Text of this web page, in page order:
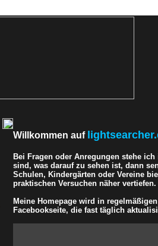
Willkommen auf
Bei Fragen oder Anregungen stehe
sind, was darauf zu sehen ist, dann
Schulen, Kindergärten oder Vereine
praktischen Versuchen näher vertiefen.
Meine Homepage wird in
Facebookseite, die fast täglich